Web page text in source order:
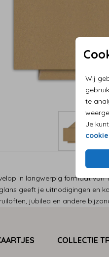
Wij
te
Je
in langwerpig formaat van
geeft je uitnodigingen en
jubilea en andere
COLLECTIE